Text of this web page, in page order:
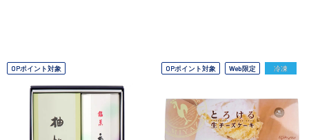
OPポイント対象 OPポイント対象 Web限定 冷凍